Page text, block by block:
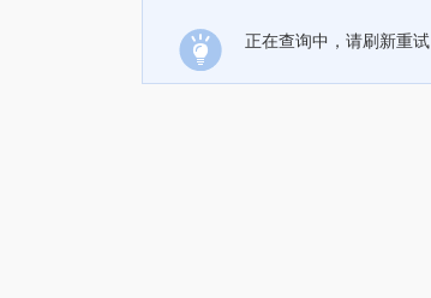
正在查询中，请刷新重试